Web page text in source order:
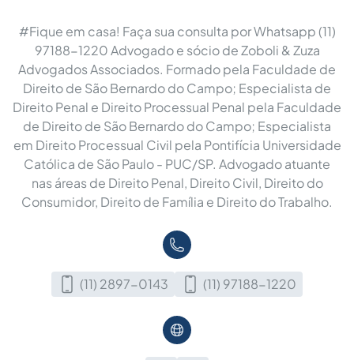
#Fique em casa! Faça sua consulta por Whatsapp (11)
97188-1220 Advogado e sócio de Zoboli & Zuza
Advogados Associados. Formado pela Faculdade de
Direito de São Bernardo do Campo; Especialista de
Direito Penal e Direito Processual Penal pela Faculdade
de Direito de São Bernardo do Campo; Especialista
em Direito Processual Civil pela Pontifícia Universidade
Católica de São Paulo - PUC/SP. Advogado atuante
nas áreas de Direito Penal, Direito Civil, Direito do
Consumidor, Direito de Família e Direito do Trabalho.
(11) 2897-0143 (11) 97188-1220